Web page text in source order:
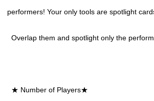
performers! Your only tools are spotlight
Overlap them and spotlight only the
★ Number of Players★